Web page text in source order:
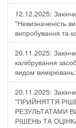
12.12.2025:
"Невизначеність
випробування та
20.11.2025:
калібрування
видом
20.11.2025:
"ПРИЙНЯТТЯ
РЕЗУЛЬТАТАМИ
РІШЕНЬ ТА